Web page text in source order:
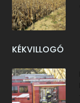
KÉKVILLOGÓ